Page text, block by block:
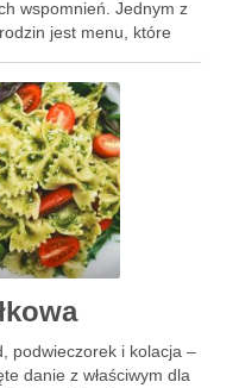
wspomnień. Jednym z
jest menu, które
podwieczorek i kolacja –
danie z właściwym dla